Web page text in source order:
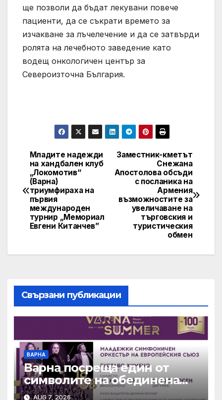
ще позволи да бъдат лекувани повече
пациенти, да се съкрати времето за
изчакване за лъчелечение и да се затвърди
ролята на лечебното заведение като
водещ онкологичен център за
Североизточна България.
Post
navigation
Заместник-кметът
Снежана
Апостолова обсъди
с посланика на
Армения
възможностите за
увеличаване на
търговския и
туристическия
обмен
Младите надежди
на хандбален клуб
„Локомотив“
(Варна)
триумфираха на
първия
международен
турнир „Мемориал
Евгени Китанчев”
Свързани публикации
ВАРНА
Варна посреща един от
символите на обединена
Европа
AUG 7, 2026